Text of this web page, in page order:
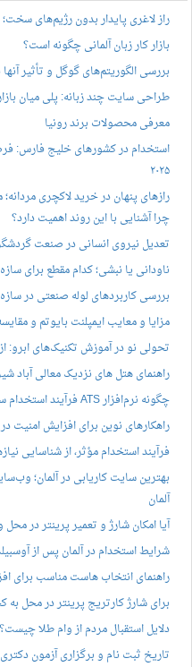
راز لاغری پایدار بدون رژیم‌های
بازار کار زبان آلمانی چگونه است؟
بررسی الگوریتم‌های گوگل و تأثیر
طراحی سایت چند زبانه: پلی میان
معرفی محصولات برند رونیا
استخدام در کشورهای خلیج فارس:
۲۰۲۵
رازهای پنهان در خرید لاکچری
چرا آشنایی با این روند اهمیت دارد؟
تعدیل نیروی انسانی در صنعت
ناودانی یا نبشی؛ کدام مقطع برای
بررسی کاربردهای لوله صنعتی در
مزایا و معایب ایمپلنت بایوتم و
تحولی نو در آموزش تکنیک‌های ابرو: از
راهنمای هتل های نزدیک معالی آباد
چگونه نرم‌افزار ATS فرآیند استخدام سازمان شما را متحول می‌کند؟
راهکارهای نوین برای افزایش امنیت
فرآیند استخدام مؤثر، از شناسایی
بهترین سایت کاریابی در آلمان؛
آلمان
آیا امکان شارژ و تعمیر پرینتر در
شرایط استخدام در آلمان پس از
راهنمای انتخاب هاست مناسب برای
برای شارژ کارتریج پرینتر در محل به
دلایل استقبال مردم از وام طلا چیست؟
تاریخ ثبت نام و برگزاری آزمون دکتری ۱۴۰۴